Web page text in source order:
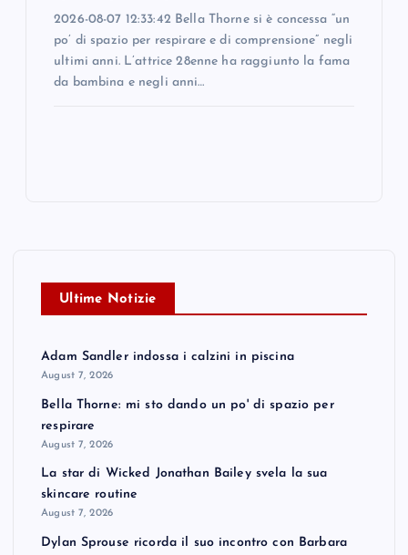
2026-08-07 12:33:42 Bella Thorne si è concessa “un
po’ di spazio per respirare e di comprensione” negli
ultimi anni. L’attrice 28enne ha raggiunto la fama
da bambina e negli anni…
Ultime Notizie
Adam Sandler indossa i calzini in piscina
August 7, 2026
Bella Thorne: mi sto dando un po' di spazio per
respirare
August 7, 2026
La star di Wicked Jonathan Bailey svela la sua
skincare routine
August 7, 2026
Dylan Sprouse ricorda il suo incontro con Barbara